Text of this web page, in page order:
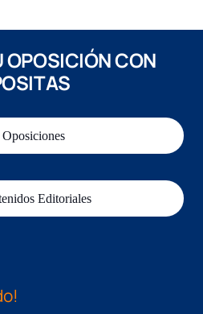
OPOSICIÓN CON
Editoriales